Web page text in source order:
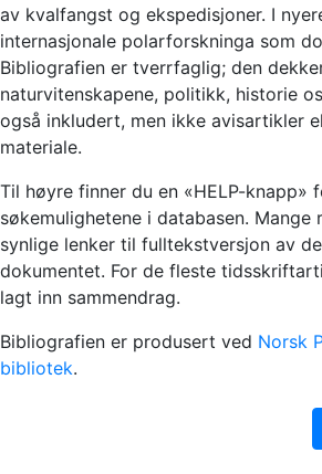
av kvalfangst og ekspedisjoner. I
internasjonale polarforskninga som
Bibliografien er tverrfaglig; den
naturvitenskapene, politikk, historie
også inkludert, men ikke avisartikler
materiale.
Til høyre finner du en «HELP-knapp»
søkemulighetene i databasen. Mange
synlige lenker til fulltekstversjon av
dokumentet. For de fleste
lagt inn sammendrag.
Bibliografien er produsert ved Norsk
bibliotek.